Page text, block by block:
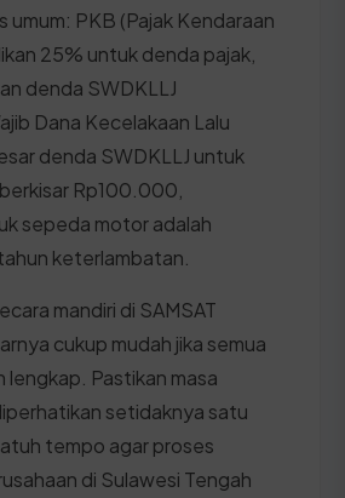
umum: PKB (Pajak Kendaraan
25% untuk denda pajak,
denda SWDKLLJ
Dana Kecelakaan Lalu
denda SWDKLLJ untuk
Rp100.000,
sepeda motor adalah
keterlambatan.
mandiri di SAMSAT
cukup mudah jika semua
lengkap. Pastikan masa
setidaknya satu
tempo agar proses
di Sulawesi Tengah